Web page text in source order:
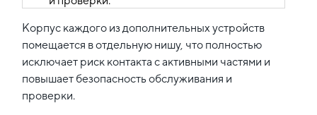
Корпус каждого из дополнительных устройств
помещается в отдельную нишу, что полностью
исключает риск контакта с активными частями и
повышает безопасность обслуживания и
проверки.